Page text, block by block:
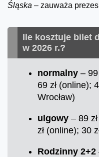
Śląska – zauważa
Ile kosztuje bilet
w 2026 r.?
normalny –
69 zł (online);
Wrocław)
ulgowy – 89
zł (online); 30
Rodzinny 2+2